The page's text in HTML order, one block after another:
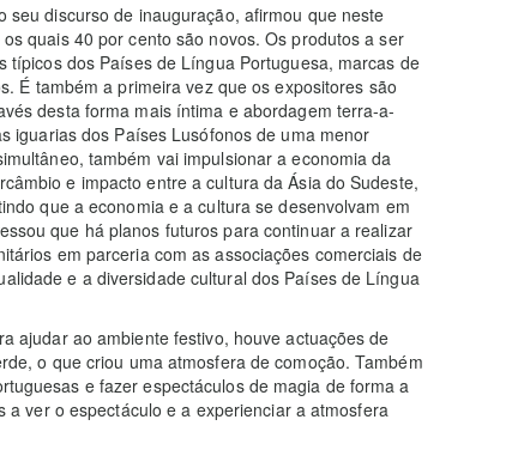
seu discurso de inauguração, afirmou que neste
quais 40 por cento são novos. Os produtos a ser
dos Países de Língua Portuguesa, marcas de
É também a primeira vez que os expositores são
desta forma mais íntima e abordagem terra-a-
iguarias dos Países Lusófonos de uma menor
também vai impulsionar a economia da
e impacto entre a cultura da Ásia do Sudeste,
que a economia e a cultura se desenvolvam em
que há planos futuros para continuar a realizar
em parceria com as associações comerciais de
e a diversidade cultural dos Países de Língua
ajudar ao ambiente festivo, houve actuações de
o que criou uma atmosfera de comoção. Também
e fazer espectáculos de magia de forma a
ver o espectáculo e a experienciar a atmosfera